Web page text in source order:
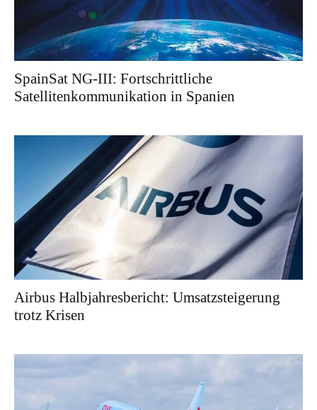
SpainSat NG-III: Fortschrittliche
Satellitenkommunikation in Spanien
Airbus Halbjahresbericht: Umsatzsteigerung
trotz Krisen